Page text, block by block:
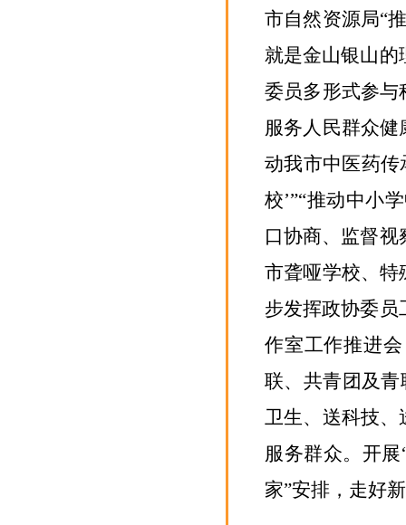
市自然资源局“
就是金山银山的
委员多形式参与
服务人民群众健
动我市中医药传
校’”“推动中小
口协商、监督视
市聋哑学校、特
步发挥政协委员
作室工作推进会
联、共青团及青
卫生、 送科技、
服务群众。 开展
家”安排， 走好